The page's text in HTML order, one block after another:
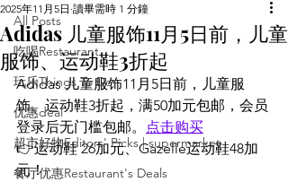
All Posts
吃喝Restaurant
玩乐Things To Do
优惠deal
超市好物Editors' Picks | supermarket
餐厅优惠Restaurant's Deals
Adidas 儿童服饰11月5日前，儿童
服饰、运动鞋3折起
2025年11月5日 讀畢需時 1 分鐘
Adidas 儿童服饰11月5日前，儿童服
饰、运动鞋3折起，满50加元包邮，会员
登录后无门槛包邮。
点击购买
👉运动鞋 26加元、Gazelle运动鞋48加
元！